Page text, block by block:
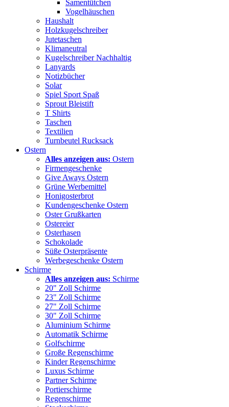
Samentütchen
Vogelhäuschen
Haushalt
Holzkugelschreiber
Jutetaschen
Klimaneutral
Kugelschreiber Nachhaltig
Lanyards
Notizbücher
Solar
Spiel Sport Spaß
Sprout Bleistift
T Shirts
Taschen
Textilien
Turnbeutel Rucksack
Ostern
Alles anzeigen aus: Ostern
Firmengeschenke
Give Aways Ostern
Grüne Werbemittel
Honigosterbrot
Kundengeschenke Ostern
Oster Grußkarten
Ostereier
Osterhasen
Schokolade
Süße Osterpräsente
Werbegeschenke Ostern
Schirme
Alles anzeigen aus: Schirme
20" Zoll Schirme
23" Zoll Schirme
27" Zoll Schirme
30" Zoll Schirme
Aluminium Schirme
Automatik Schirme
Golfschirme
Große Regenschirme
Kinder Regenschirme
Luxus Schirme
Partner Schirme
Portierschirme
Regenschirme